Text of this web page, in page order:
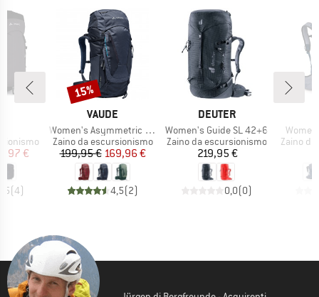
ridotto
€
(4)
MARCHIO
VAUDE
Articolo
Women's Asymmetric 38+8
Gruppo di prodotti
Zaino da escursionismo
Prezzo
199,95 €Prezzo ridotto
169,96 €
4,5(2)
Sconto
15%
MARCHIO
DEUTER
Articolo
Women's Guide SL 42+6
Gruppo di prodotti
Zaino da escursionismo
Prezzo
219,95 €
0,0(0)
Articolo
Gruppo
Zaino